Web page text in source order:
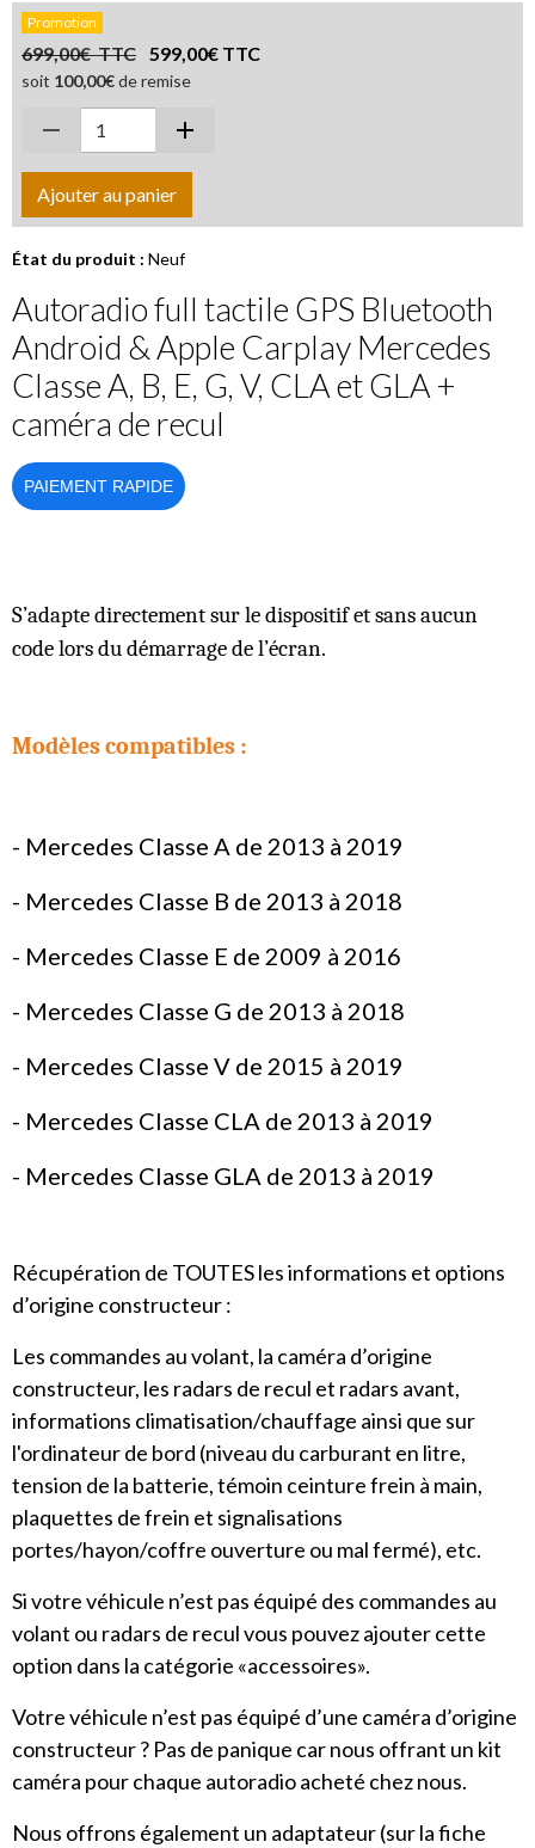
Promotion
699,00€ TTC 599,00€ TTC
soit 100,00€de remise
Ajouter au panier
État du produit : Neuf
Autoradio full tactile GPS Bluetooth
Android & Apple Carplay Mercedes
Classe A, B, E, G, V, CLA et GLA +
caméra de recul
PAIEMENT RAPIDE
S’adapte directement sur le dispositif et sans aucun
code lors du démarrage de l’écran.
Modèles compatibles :
- Mercedes Classe A de 2013 à 2019
- Mercedes Classe B de 2013 à 2018
- Mercedes Classe E de 2009 à 2016
- Mercedes Classe G de 2013 à 2018
- Mercedes Classe V de 2015 à 2019
- Mercedes Classe CLA de 2013 à 2019
- Mercedes Classe GLA de 2013 à 2019
Récupération de TOUTES les informations et options
d’origine constructeur :
Les commandes au volant, la caméra d’origine
constructeur, les radars de recul et radars avant,
informations climatisation/chauffage ainsi que sur
l'ordinateur de bord (niveau du carburant en litre,
tension de la batterie, témoin ceinture frein à main,
plaquettes de frein et signalisations
portes/hayon/coffre ouverture ou mal fermé), etc.
Si votre véhicule n’est pas équipé des commandes au
volant ou radars de recul vous pouvez ajouter cette
option dans la catégorie «accessoires».
Votre véhicule n’est pas équipé d’une caméra d’origine
constructeur ? Pas de panique car nous offrant un kit
caméra pour chaque autoradio acheté chez nous.
Nous offrons également un adaptateur (sur la fiche